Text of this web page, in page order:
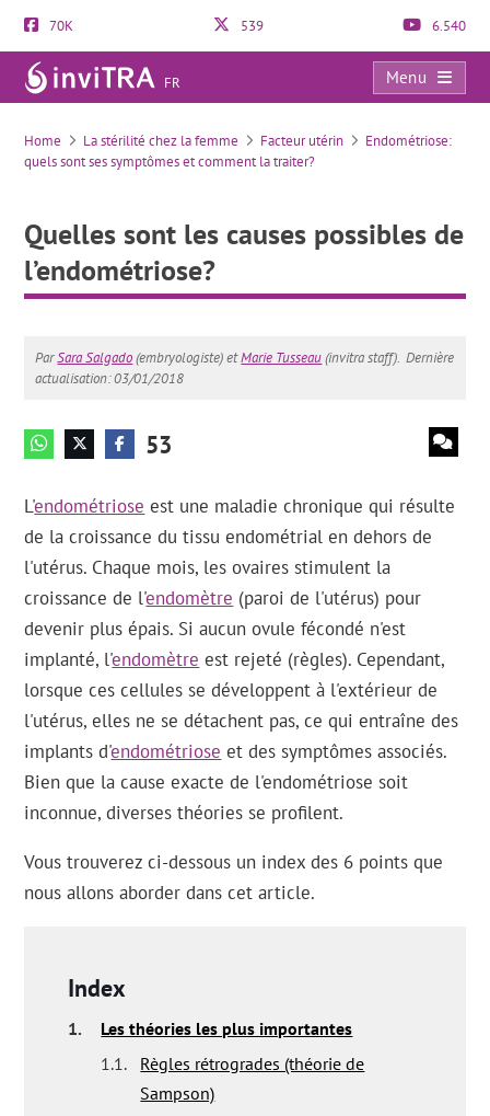
70K 539 6.540
FR
Menu
Quelles sont les causes possibles de l’endométriose?
Home La stérilité chez la femme Facteur utérin
Endométriose:
quels sont ses symptômes et comment la traiter?
Quelles sont les causes possibles de
l’endométriose?
ParSara Salgado(embryologiste) etMarie Tusseau(invitra staff). Dernière
actualisation: 03/01/2018
53
L'endométriose est une maladie chronique qui résulte
de la croissance du tissu endométrial en dehors de
l'utérus. Chaque mois, les ovaires stimulent la
croissance de l'endomètre (paroi de l'utérus) pour
devenir plus épais. Si aucun ovule fécondé n'est
implanté, l'endomètre est rejeté (règles). Cependant,
lorsque ces cellules se développent à l'extérieur de
l'utérus, elles ne se détachent pas, ce qui entraîne des
implants d'endométriose et des symptômes associés.
Bien que la cause exacte de l'endométriose soit
inconnue, diverses théories se profilent.
Vous trouverez ci-dessous un index des 6 points que
nous allons aborder dans cet article.
Index
1.
Les théories les plus importantes
1.1.
Règles rétrogrades (théorie de
Sampson)